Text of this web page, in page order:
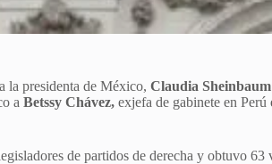
la presidenta de México, Claudia Sheinbaum
a Betssy Chávez, exjefa de gabinete en Perú
de partidos de derecha y obtuvo 63